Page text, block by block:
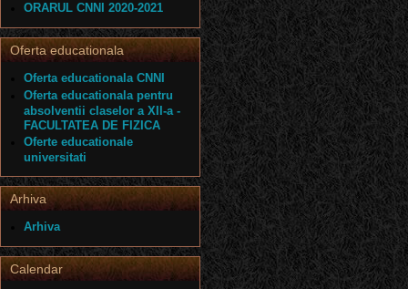
ORARUL CNNI 2020-2021
Oferta educationala
Oferta educationala CNNI
Oferta educationala pentru
absolventii claselor a XII-a -
FACULTATEA DE FIZICA
Oferte educationale
universitati
Arhiva
Arhiva
Calendar